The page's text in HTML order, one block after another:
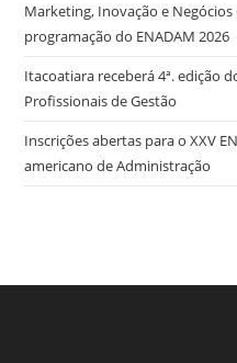
Marketing, Inovação e
programação do ENADAM 2026
Itacoatiara receberá 4ª. edição
Profissionais de Gestão
Inscrições abertas para o XXV
americano de Administração